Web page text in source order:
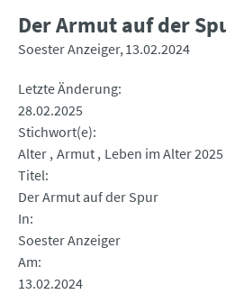
Der Armut auf der
Soester Anzeiger 13.02.2024
Letzte Änderung
28.02.2025
Stichwort(e)
Alter Armut Leben im Alter 2025
Titel
Der Armut auf der Spur
In
Soester Anzeiger
Am
13.02.2024